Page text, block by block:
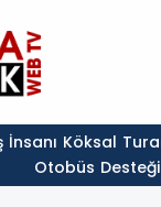
Otobüs Desteği